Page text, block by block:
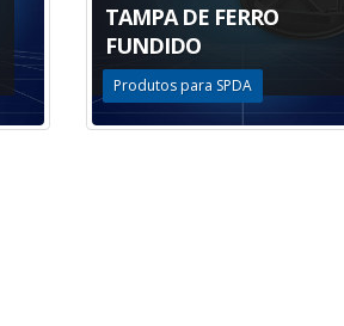
TAMPA DE FERRO
FUNDIDO
Produtos para SPDA